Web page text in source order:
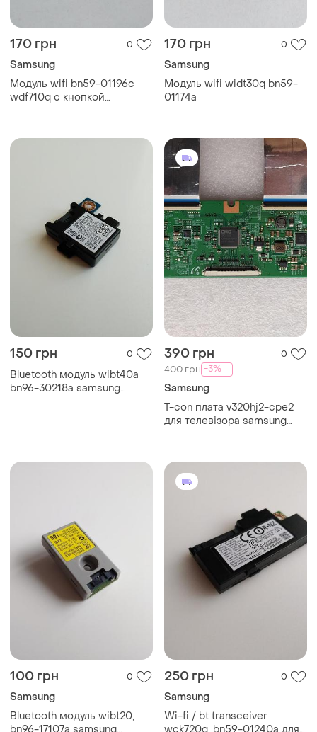
170 грн 0
Samsung
Модуль wifi bn59-01196c
wdf710q с кнопкой
170 грн 0
Samsung
Модуль wifi widt30q bn59-
01174a
150 грн 0
Bluetooth модуль wibt40a
bn96-30218a samsung
390 грн 0
400 грн -3%
Samsung
T-con плата v320hj2-cpe2
для телевізора samsung
100 грн 0
Samsung
Bluetooth модуль wibt20,
250 грн 0
Samsung
Wi-fi / bt transceiver